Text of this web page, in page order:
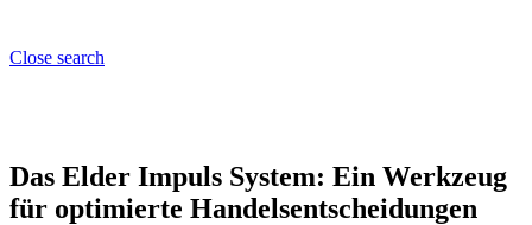
Close search
Das Elder Impuls System: Ein Werkzeug
für optimierte Handelsentscheidungen